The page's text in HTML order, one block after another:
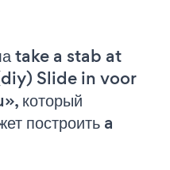
take a stab at
Slide in voor
который
построить a